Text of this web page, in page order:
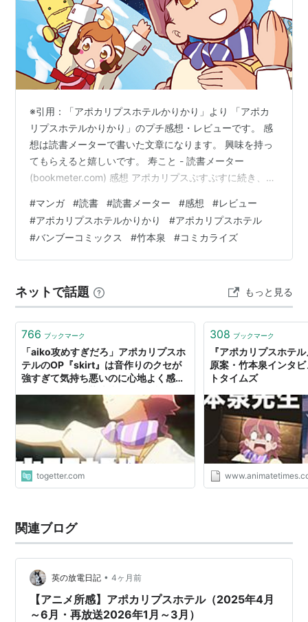
※引用：「アポカリプスホテルかりかり」より 「アポカ
リプスホテルかりかり」のプチ感想・レビューです。 感
想は読書メーターで書いた文章になります。 興味を持っ
てもらえると嬉しいです。 寿こと - 読書メーター
(bookmeter.com) 感想 アポカリプスぷすぷすに続き、今
欲しいですね。 ぷすぷすと直接の繋がりはないのです
が、どちらもアニメの各話ストーリーについて色々面白
い追加情報が手に入るので両方確認するとなお楽しい。
……まぁぷすぷすは超々ダイジェストで別の事がメインで
後って感じの内容…
#マンガ #読書 #読書メーター #感想 #レビュー
#アポカリプスホテルかりかり #アポカリプスホテル
#バンブーコミックス #竹本泉 #コミカライズ
ネットで話題 もっと見る
766 ブックマーク
「aiko攻めすぎだろ」アポカリプスホ
テルのOP『skirt』は音作りのクセが
強すぎて気持ち悪いのに心地よく感じ
解説してくれた
togetter.com
308 ブックマーク
『アポカリプスホテ
原案・竹本泉インタ
トタイムズ
関連ブログ
英の放電日記 • 4ヶ月前
【アニメ所感】アポカリプスホテル（2025年4月
～6月・再放送2026年1月～3月）